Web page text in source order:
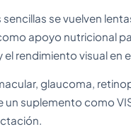
se vuelven
apoyo nutricional
rendimiento visual en
glaucoma,
suplemento como